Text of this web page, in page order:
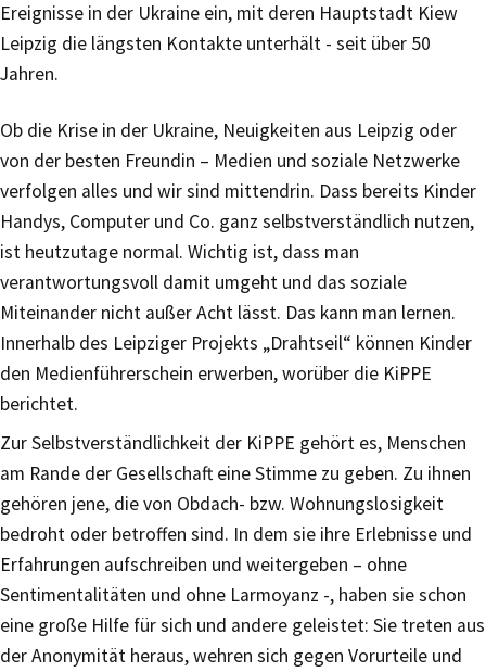
Ereignisse in der Ukraine ein, mit deren Hauptstadt Kiew
Leipzig die längsten Kontakte unterhält - seit über 50
Jahren.
Ob die Krise in der Ukraine, Neuigkeiten aus Leipzig oder
von der besten Freundin – Medien und soziale Netzwerke
verfolgen alles und wir sind mittendrin. Dass bereits Kinder
Handys, Computer und Co. ganz selbstverständlich nutzen,
ist heutzutage normal. Wichtig ist, dass man
verantwortungsvoll damit umgeht und das soziale
Miteinander nicht außer Acht lässt. Das kann man lernen.
Innerhalb des Leipziger Projekts „Drahtseil“ können Kinder
den Medienführerschein erwerben, worüber die KiPPE
berichtet.
Zur Selbstverständlichkeit der KiPPE gehört es, Menschen
am Rande der Gesellschaft eine Stimme zu geben. Zu ihnen
gehören jene, die von Obdach- bzw. Wohnungslosigkeit
bedroht oder betroffen sind. In dem sie ihre Erlebnisse und
Erfahrungen aufschreiben und weitergeben – ohne
Sentimentalitäten und ohne Larmoyanz -, haben sie schon
eine große Hilfe für sich und andere geleistet: Sie treten aus
der Anonymität heraus, wehren sich gegen Vorurteile und